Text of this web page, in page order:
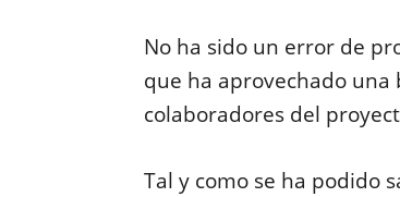
No ha sido un error de
que ha aprovechado
colaboradores del
Tal y como se ha podido